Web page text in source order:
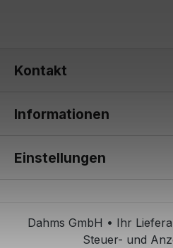
Kontakt
Informationen
Einstellungen
Dahms GmbH • Ihr
Steuer- und